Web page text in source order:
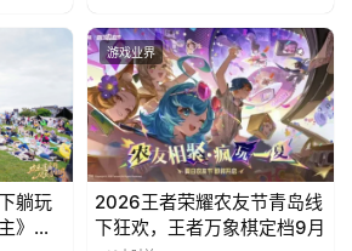
躺玩
》欢
游戏业界
2026王者荣耀农友节青岛线
下狂欢，王者万象棋定档9月